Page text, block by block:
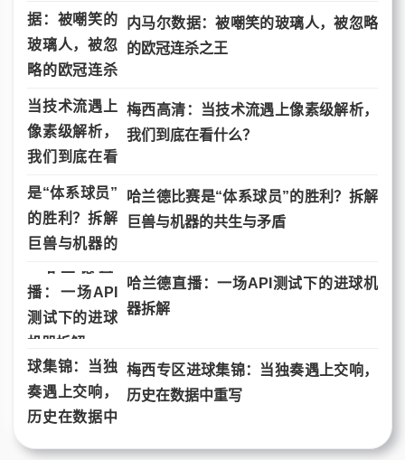
内马尔数据：被嘲笑的玻璃人，被忽略
的欧冠连杀之王
梅西高清：当技术流遇上像素级解析，
我们到底在看什么？
哈兰德比赛是“体系球员”的胜利？拆解
巨兽与机器的共生与矛盾
哈兰德直播：一场API测试下的进球机
器拆解
梅西专区进球集锦：当独奏遇上交响，
历史在数据中重写